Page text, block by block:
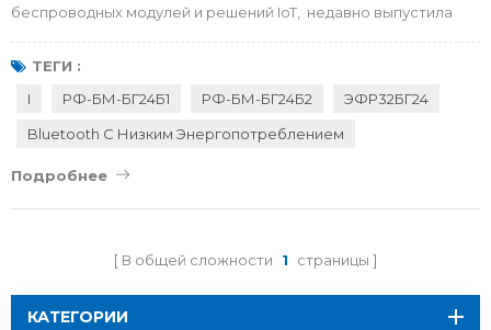
беспроводных модулей и решений IoT, недавно выпустила
два модуля BLE RF-BM-BG24B1 и RF-BM-BG24B2 ,
построенные на SoC Silicon Labs EFR32MG24. Модули,
поддерживающие BLE5.3, Bluetooth Mesh и проприетарную
медицинские устройства, умные здания, промышленный ко...
ТЕГИ :
I
РФ-БМ-БГ24Б1 РФ-БМ-БГ24Б2
ЭФР32БГ24
Bluetooth С Низким Энергопотреблением
Подробнее
В общей сложности 1 страницы
КАТЕГОРИИ